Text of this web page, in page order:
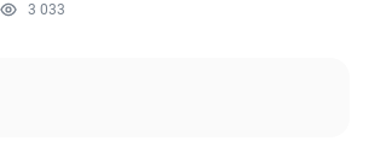
3 033